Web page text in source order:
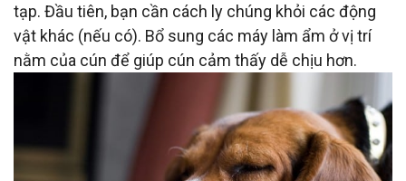
tạp. Đầu tiên, bạn cần cách ly chúng khỏi các động
vật khác (nếu có). Bổ sung các máy làm ẩm ở vị trí
nằm của cún để giúp cún cảm thấy dễ chịu hơn.